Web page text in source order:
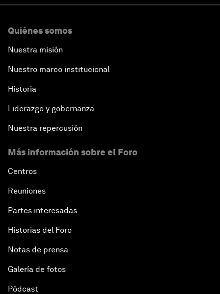
Quiénes somos
Nuestra misión
Nuestro marco institucional
Historia
Liderazgo y gobernanza
Nuestra repercusión
Más información sobre el Foro
Centros
Reuniones
Partes interesadas
Historias del Foro
Notas de prensa
Galería de fotos
Pódcast